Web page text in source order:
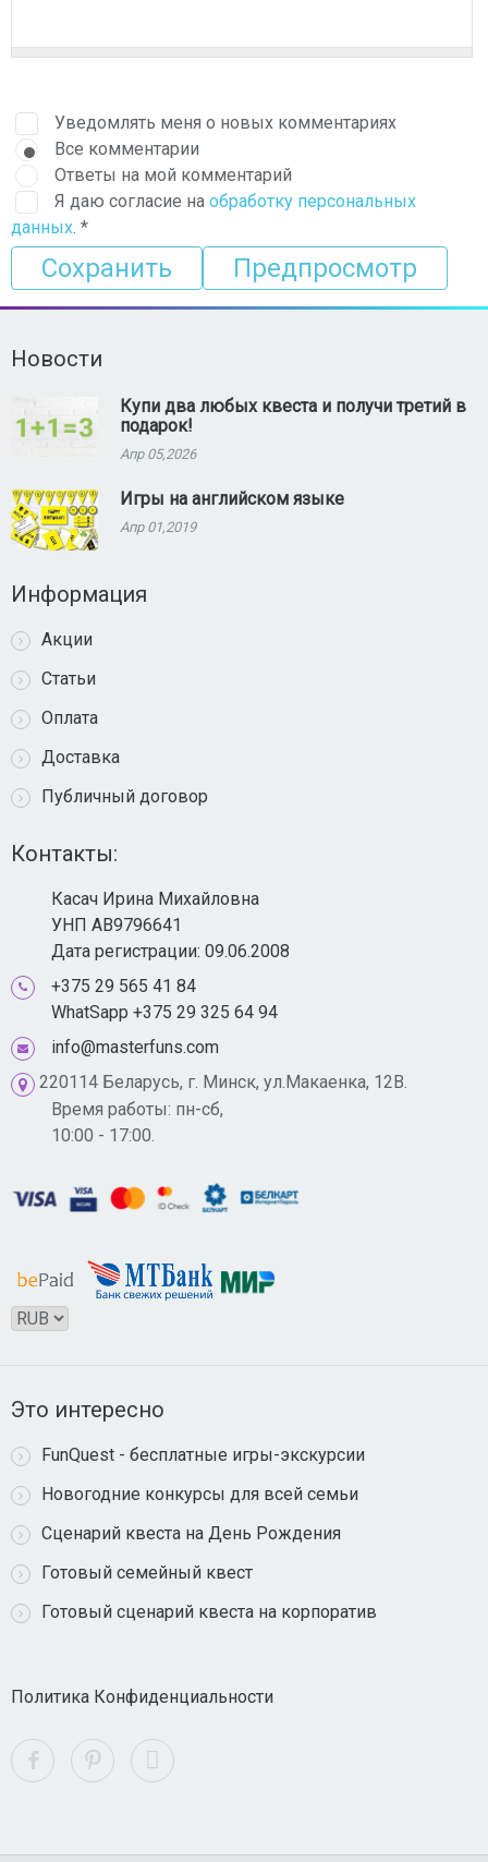
Уведомлять меня о новых комментариях
Все комментарии
Ответы на мой комментарий
Я даю согласие на обработку персональных
данных. *
Новости
Купи два любых квеста и получи третий в
подарок!
Апр 05,2026
Игры на английском языке
Апр 01,2019
Информация
Акции
Статьи
Оплата
Доставка
Публичный договор
Контакты:
Касач Ирина Михайловна
УНП AB9796641
Дата регистрации: 09.06.2008
+375 29 565 41 84
WhatSapp +375 29 325 64 94
info@masterfuns.com
220114 Беларусь, г. Минск, ул.Макаенка, 12В.
Время работы: пн-сб,
10:00 - 17:00.
Это интересно
FunQuest - бесплатные игры-экскурсии
Новогодние конкурсы для всей семьи
Сценарий квеста на День Рождения
Готовый семейный квест
Готовый сценарий квеста на корпоратив
Политика Конфиденциальности